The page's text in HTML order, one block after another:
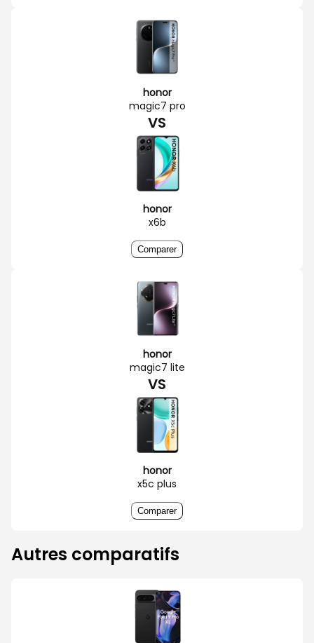
honor
magic7 pro
VS
honor
x6b
Comparer
honor
magic7 lite
VS
honor
x5c plus
Comparer
Autres comparatifs